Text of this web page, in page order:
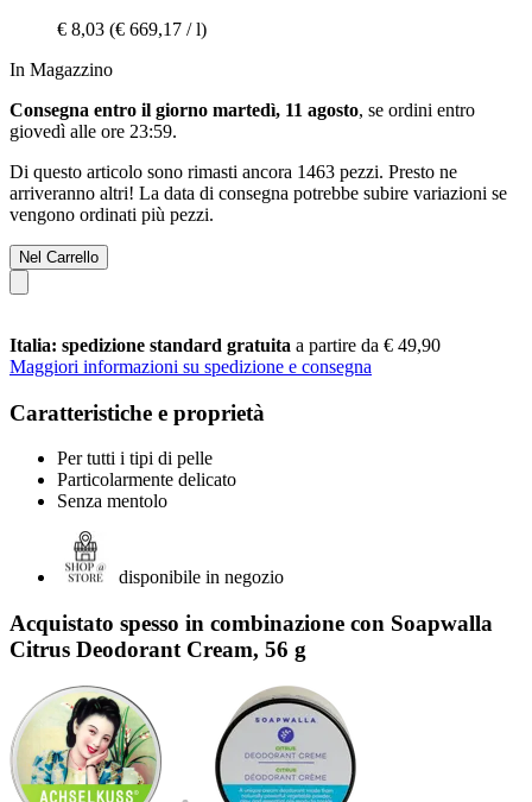
€ 8,03 (€ 669,17 / l)
In Magazzino
Consegna entro il giorno martedì, 11 agosto, se ordini entro
giovedì alle ore 23:59.
Di questo articolo sono rimasti ancora 1463 pezzi. Presto ne
arriveranno altri! La data di consegna potrebbe subire variazioni se
vengono ordinati più pezzi.
Nel Carrello
Italia: spedizione standard gratuita a partire da € 49,90
Maggiori informazioni su spedizione e consegna
Caratteristiche e proprietà
Per tutti i tipi di pelle
Particolarmente delicato
Senza mentolo
disponibile in negozio
Acquistato spesso in combinazione con Soapwalla
Citrus Deodorant Cream, 56 g